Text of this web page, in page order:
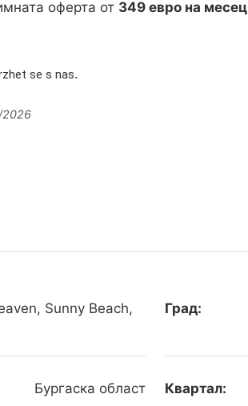
оферта от 349 евро на месец
se s nas.
2026
Sunny Beach,
Град:
Бургаска област Квартал: